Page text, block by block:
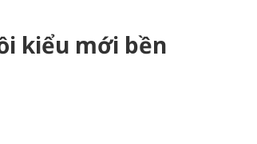
kiểu mới bền